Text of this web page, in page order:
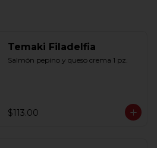
Temaki Filadelfia
Salmón pepino y queso crema 1 pz.
$113.00